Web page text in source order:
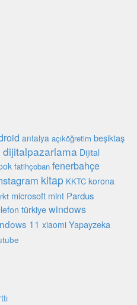
antalya açıköğretim beşiktaş
dijitalpazarlama Dijital
fatihçoban fenerbahçe
kitap KKTC korona
microsoft mint Pardus
türkiyewindows
11 xiaomi Yapayzeka